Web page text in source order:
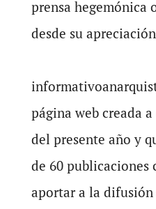
prensa hegemónica
desde su
página web creada
del presente año y
de 60 publicaciones
aportar a la difusión